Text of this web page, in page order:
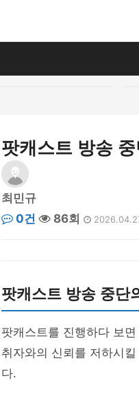
팟캐스트 방송
최민규
0건
86회
팟캐스트 방송 중단
팟캐스트를 진행하다 보
취자와의 신뢰를 저하시
다.